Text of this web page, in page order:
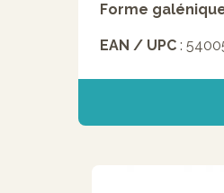
Forme
EAN / UPC :